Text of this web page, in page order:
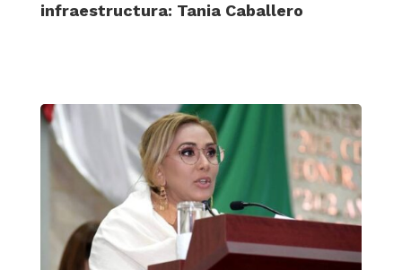
infraestructura: Tania Caballero